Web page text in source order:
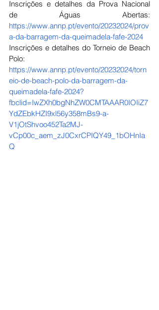
Inscrições e detalhes da Prova Nacional
https://www.annp.pt/evento/20232024/prov
a-da-barragem-da-queimadela-fafe-2024
Inscrições e detalhes do Torneio de Beach
Polo:
https://www.annp.pt/evento/20232024/torn
eio-de-beach-polo-da-barragem-da-
queimadela-fafe-2024?
fbclid=IwZXh0bgNhZW0CMTAAAR0IOIiZ7
YdZEbkHZI9xl56y358mBs9-a-
V1jOtShvoo452Ta2MJ-
vCp00c_aem_zJ0CxrCPIQY49_1bOHnIa
Q